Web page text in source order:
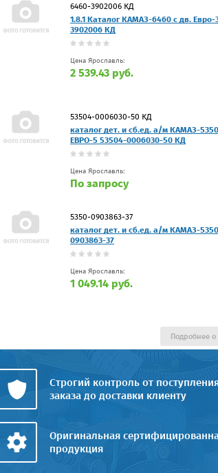
6460-3902006 КД
1.8.1 Каталог КАМАЗ-6460 с дв.
3902006 КД
Цена Ярославль:
2 539.43 руб.
53504-0006030-50 КД
каталог дет. и сб.ед. а/м КАМАЗ-
ЕВРО-5 53504-0006030-50 КД
Цена Ярославль:
По запросу
5350-0903863-37
каталог дет. и сб.ед. а/м КАМАЗ-
0903863-37
Цена Ярославль:
1 049.14 руб.
Строгий контроль от
заказа до доставки клиенту
Оригинальная
продукция
Подробнее